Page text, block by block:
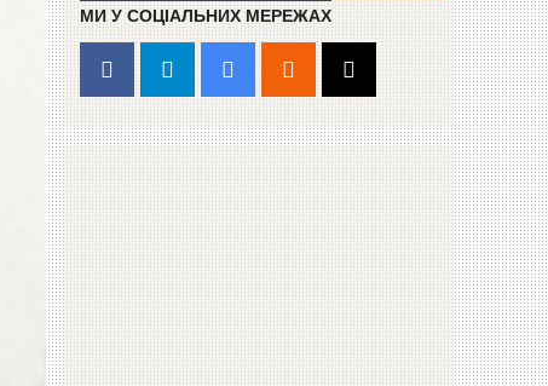
МИ У СОЦІАЛЬНИХ МЕРЕЖАХ